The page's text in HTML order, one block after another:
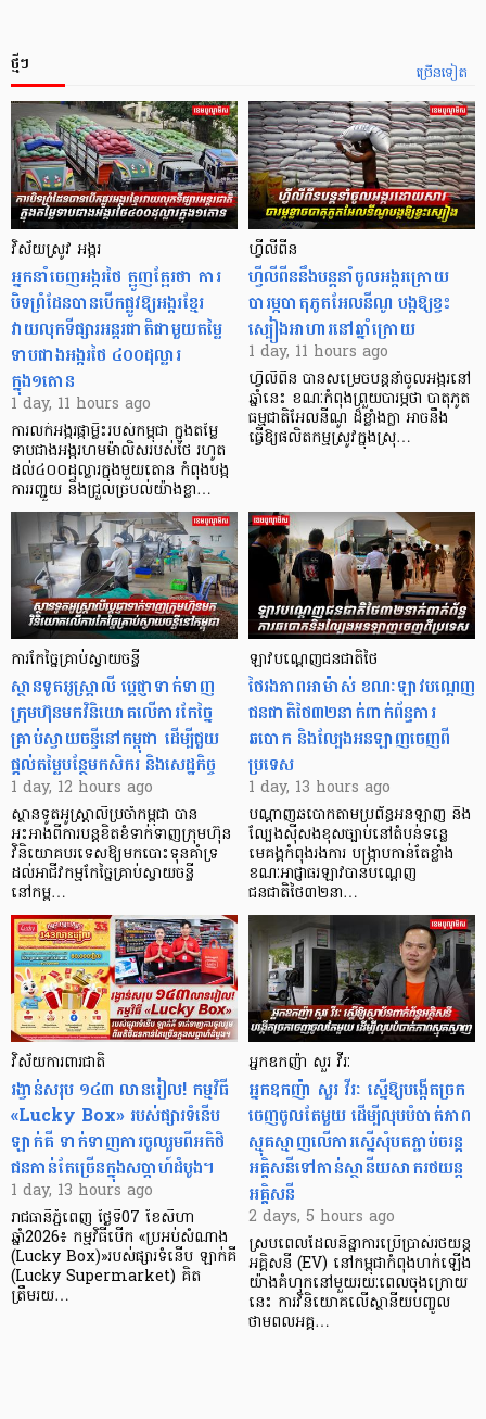
ច្រើនទៀត
ថ្មីៗ
វិស័យស្រូវ អង្ករ
អ្នកនាំចេញអង្ករថៃ ត្អូញត្អែរថា ការ
បិទព្រំដែនបានបើកផ្លូវឱ្យអង្ករខ្មែរ
វាយលុកទីផ្សារអន្តរជាតិជាមួយតម្លៃ
ទាបជាងអង្ករថៃ ៤០០ដុល្លារ
ក្នុង១តោន
1 day, 11 hours ago
ការលក់អង្ករផ្កាម្លិះរបស់កម្ពុជា ក្នុងតម្លៃ
ទាបជាងអង្ករហមម៉ាលិសរបស់ថៃ រហូត
ដល់៤០០ដុល្លារក្នុងមួយតោន កំពុងបង្ក
ការរញ្ជួយ និងជ្រួលច្របល់យ៉ាងខ្លា…
ហ្វីលីពីន
ហ្វីលីពីននឹងបន្តនាំចូលអង្ករក្រោយ
បារម្ភបាតុភូតអែលនីណូ បង្កឱ្យខ្វះ
ស្បៀងអាហារនៅឆ្នាំក្រោយ
1 day, 11 hours ago
ហ្វីលីពីន បាន​សម្រេចបន្តនាំចូលអង្ករនៅ
ឆ្នាំនេះ ខណៈកំពុងព្រួយបារម្ភថា បាតុភូត
ធម្មជាតិអែលនីណូ ដ៏ខ្លាំងក្លា​ អាចនឹង
ធ្វើឱ្យផលិតកម្មស្រូវក្នុងស្រុ…
ការកែច្នៃគ្រាប់ស្វាយចន្ទី
ស្ថានទូតអូស្ត្រាលី ប្តេជ្ញាទាក់ទាញ
ក្រុមហ៊ុនមក​វិនិយោគលើការកែច្នៃ
គ្រាប់ស្វាយចន្ទីនៅកម្ពុជា ដើម្បីជួយ
ផ្តល់តម្លៃបន្ថែមកសិករ និងសេដ្ឋកិច្ច
1 day, 12 hours ago
ស្ថានទូតអូស្ត្រាលីប្រចាំកម្ពុជា បាន
អះអាងពីការបន្តខិតខំទាក់ទាញក្រុមហ៊ុន
វិនិយោគបរទេសឱ្យមកបោះទុនគាំទ្រ
ដល់អាជីវកម្មកែច្នៃគ្រាប់ស្វាយចន្ទី
នៅកម្ព…
ឡាវបណ្តេញជនជាតិថៃ
ថៃរងភាពអាម៉ាស់ ខណៈឡាវបណ្តេញ
ជនជាតិថៃ៣២នាក់ពាក់ព័ន្ធការ
ឆបោក និងល្បែងអនឡាញចេញពី
ប្រទេស
1 day, 13 hours ago
បណ្តាញឆបោកតាមប្រព័ន្ធអនឡាញ និង
ល្បែងស៊ីសងខុសច្បាប់នៅតំបន់ទន្លេ
មេគង្គកំពុងរងការ បង្ក្រាប​កាន់តែខ្លាំង
ខណៈអាជ្ញាធរឡាវបានបណ្តេញ
ជនជាតិថៃ៣២នា…
វិស័យការពារជាតិ
រង្វាន់សរុប ១៤៣ លានរៀល! កម្មវិធី
«Lucky Box» របស់ផ្សារទំនើប
ឡាក់គី ទាក់ទាញការចូលរួមពីអតិថិ
ជនកាន់តែច្រើនក្នុងសប្តាហ៍ដំបូង។
1 day, 13 hours ago
រាជធានីភ្នំពេញ ថ្ងៃទី07 ខែសីហា
ឆ្នាំ2026៖ កម្មវិធីបើក «ប្រអប់សំណាង
(Lucky Box)»របស់ផ្សារទំនើប ឡាក់គី
(Lucky Supermarket) គិត
ត្រឹមរយ…
អ្នកឧកញ៉ា សួរ វីរៈ
អ្នកឧកញ៉ា សួរ វីរៈ ស្នើឱ្យបង្កើតច្រក
ចេញចូលតែមួយ ដើម្បីលុបបំបាត់ភាព
ស្មុគស្មាញលើការស្នើសុំបតភ្ជាប់ចរន្ត
អគ្គិសនីទៅកាន់ស្ថានីយសាករថយន្ត
អគ្គិសនី
2 days, 5 hours ago
ស្របពេលដែលនិន្នាការប្រើប្រាស់រថយន្ត
អគ្គិសនី (EV) នៅកម្ពុជាកំពុងហក់ឡើង
យ៉ាងគំហុកនៅមួយរយៈពេលចុងក្រោយ
នេះ ការវិនិយោគលើស្ថានីយបញ្ចូល
ថាមពលអគ្គ…